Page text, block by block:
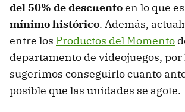
del 50% de descuentoen lo que
mínimo histórico. Además,
entre los Productos del Momento
departamento de videojuegos, por
sugerimos conseguirlo cuanto
posible que las unidades se agote.